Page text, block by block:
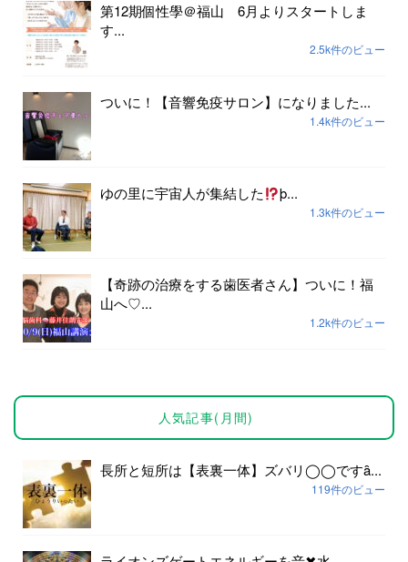
第12期個性學＠福山 6月よりスタートしま
す...
2.5k件のビュー
ついに！【音響免疫サロン】になりました...
1.4k件のビュー
ゆの里に宇宙人が集結した þ...
1.3k件のビュー
【奇跡の治療をする歯医者さん】ついに！福
山へ♡...
1.2k件のビュー
人気記事(月間)
長所と短所は【表裏一体】ズバリ◯◯ですȃ...
119件のビュー